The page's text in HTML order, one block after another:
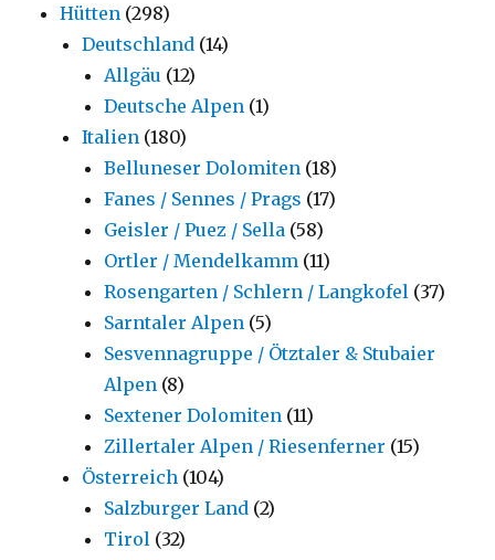
Hütten (298)
Deutschland (14)
Allgäu (12)
Deutsche Alpen (1)
Italien (180)
Belluneser Dolomiten (18)
Fanes / Sennes / Prags (17)
Geisler / Puez / Sella (58)
Ortler / Mendelkamm (11)
Rosengarten / Schlern / Langkofel (37)
Sarntaler Alpen (5)
Sesvennagruppe / Ötztaler & Stubaier
Alpen (8)
Sextener Dolomiten (11)
Zillertaler Alpen / Riesenferner (15)
Österreich (104)
Salzburger Land (2)
Tirol (32)